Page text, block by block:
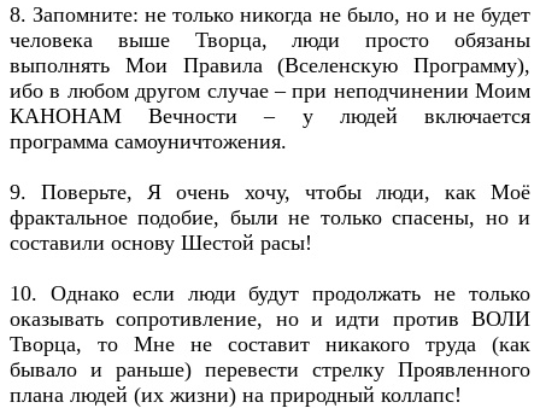
8. Запомните: не только никогда не было, но и не будет
человека выше Творца, люди просто обязаны
выполнять Мои Правила (Вселенскую Программу),
ибо в любом другом случае – при неподчинении Моим
КАНОНАМ Вечности – у людей включается
программа самоуничтожения.
9. Поверьте, Я очень хочу, чтобы люди, как Моё
фрактальное подобие, были не только спасены, но и
составили основу Шестой расы!
10. Однако если люди будут продолжать не только
оказывать сопротивление, но и идти против ВОЛИ
Творца, то Мне не составит никакого труда (как
бывало и раньше) перевести стрелку Проявленного
плана людей (их жизни) на природный коллапс!